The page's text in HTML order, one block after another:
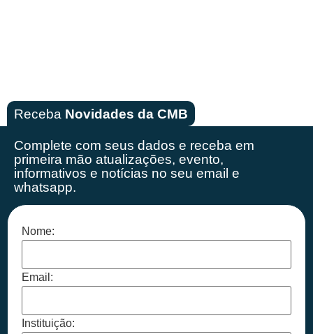
Receba Novidades da CMB
Complete com seus dados e receba em
primeira mão atualizações, evento,
informativos e notícias no seu email e
whatsapp.
Nome:
Email:
Instituição: